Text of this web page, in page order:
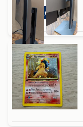
TOPPRODUCT